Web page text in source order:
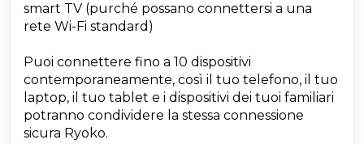
smart TV (purché possano connettersi a una
rete Wi-Fi standard)
Puoi connettere fino a 10 dispositivi
contemporaneamente, così il tuo telefono, il tuo
laptop, il tuo tablet e i dispositivi dei tuoi familiari
potranno condividere la stessa connessione
sicura Ryoko.